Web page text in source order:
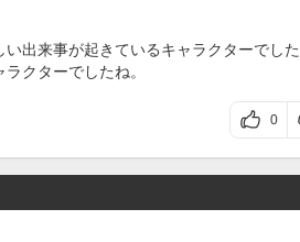
出来事が起きているキャラクターでし
クターでしたね。
0